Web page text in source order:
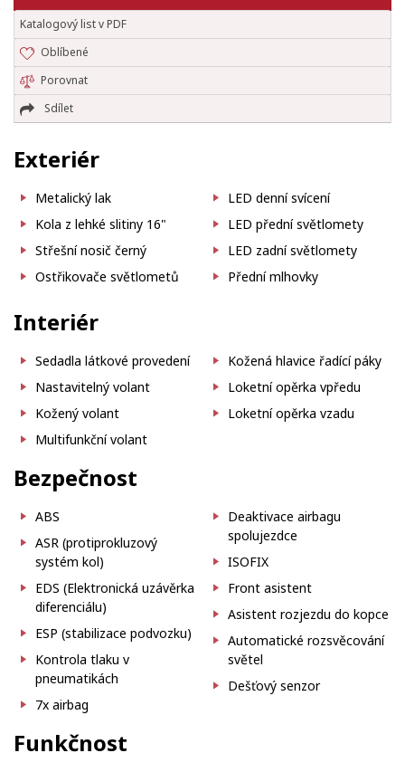
Katalogový list v PDF
Oblíbené
Porovnat
Sdílet
Exteriér
Metalický lak
Kola z lehké slitiny 16"
Střešní nosič černý
Ostřikovače světlometů
LED denní svícení
LED přední světlomety
LED zadní světlomety
Přední mlhovky
Interiér
Sedadla látkové provedení
Nastavitelný volant
Kožený volant
Multifunkční volant
Kožená hlavice řadící páky
Loketní opěrka vpředu
Loketní opěrka vzadu
Bezpečnost
ABS
ASR (protiprokluzový
systém kol)
EDS (Elektronická uzávěrka
diferenciálu)
ESP (stabilizace podvozku)
Kontrola tlaku v
pneumatikách
7x airbag
Deaktivace airbagu
spolujezdce
ISOFIX
Front asistent
Asistent rozjezdu do kopce
Automatické rozsvěcování
světel
Dešťový senzor
Funkčnost